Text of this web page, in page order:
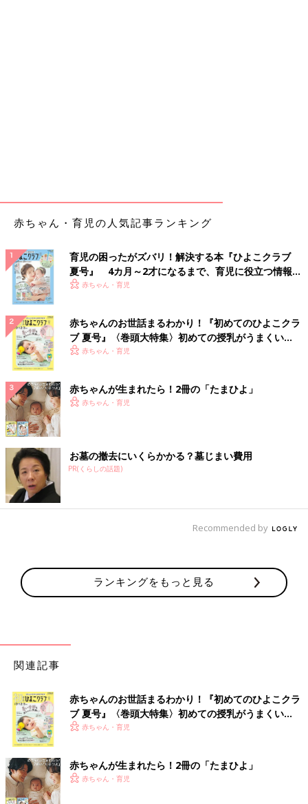
「イヤ」と言って泣いて暴れ出すのは、だいたい些細な事。
朝ごはんはご飯じゃなくてパンか良かったり、
着たかった服が乾いてなくて着れなかったり、
か、
本当は好きな事も全部「イヤ！」「いらん！」「いかん！」
と答えます。
赤ちゃん・育児の人気記事ランキング
育児の困ったがズバリ！解決する本『ひよこクラブ
夏号』 4カ月～2才になるまで、育児に役立つ情報が
いっぱい！
赤ちゃん・育児
赤ちゃんのお世話まるわかり！『初めてのひよこクラ
ブ 夏号』〈巻頭大特集〉初めての授乳がうまくい
く！ おっぱい・ミルクの基本と夏のトラブル 解決テ
赤ちゃん・育児
赤ちゃんが生まれたら！2冊の「たまひよ」
赤ちゃん・育児
お墓の撤去にいくらかかる？墓じまい費用
PR(くらしの話題)
Recommended by
ランキングをもっと見る
関連記事
赤ちゃんのお世話まるわかり！『初めてのひよこクラ
ブ 夏号』〈巻頭大特集〉初めての授乳がうまくい
く！ おっぱい・ミルクの基本と夏のトラブル 解決テ
赤ちゃん・育児
赤ちゃんが生まれたら！2冊の「たまひよ」
赤ちゃん・育児